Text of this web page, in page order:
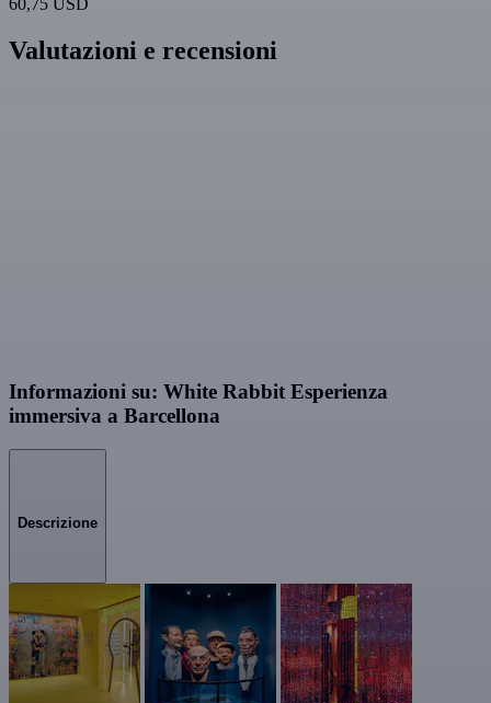
60,75 USD
Valutazioni e recensioni
Informazioni su: White Rabbit Esperienza
immersiva a Barcellona
Descrizione